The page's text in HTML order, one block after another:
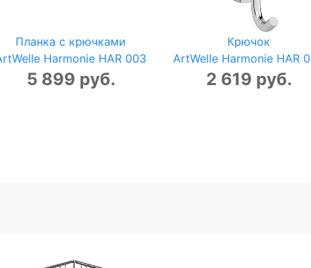
Планка с крючками
Harmonie HAR 003
5 899 руб.
Крючок
ArtWelle Harmonie HAR
2 619 руб.